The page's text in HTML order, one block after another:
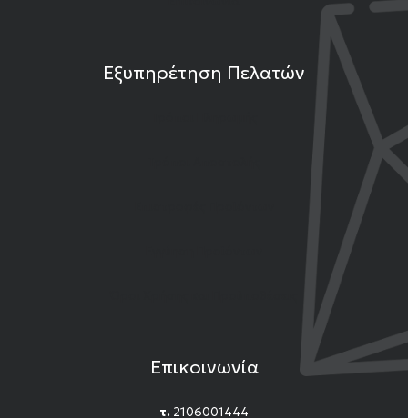
Εξυπηρέτηση Πελατών
Επικοινωνία
τ. 2106001444